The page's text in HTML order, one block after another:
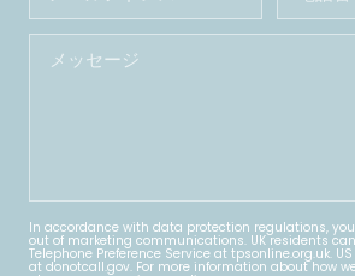
In accordance with data protection regulations,
out of marketing communications. UK residents
Telephone Preference Service at tpsonline.org.uk.
at donotcall.gov. For more information about how